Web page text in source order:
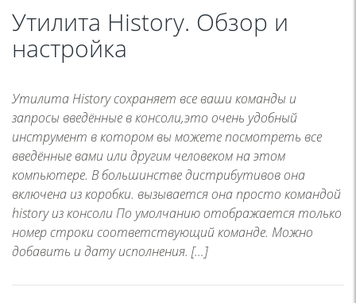
Утилита History. Обзор и
настройка
Утилита History сохраняет все ваши команды и
запросы введённые в консоли,это очень удобный
инструмент в котором вы можете посмотреть все
введённые вами или другим человеком на этом
компьютере. В большинстве дистрибутивов она
включена из коробки. вызывается она просто командой
history из консоли По умолчанию отображается только
номер строки соответствующий команде. Можно
добавить и дату исполнения. […]